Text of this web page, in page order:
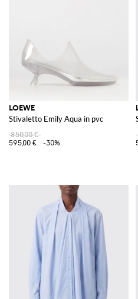
Scopri la collezione Loewe su
preferiti direttamente dal nostro
Vedi tuttoLOEWE
LOEWE
Stivaletto Emily Aqua in pvc
850,00 €
595,00 €
-30%